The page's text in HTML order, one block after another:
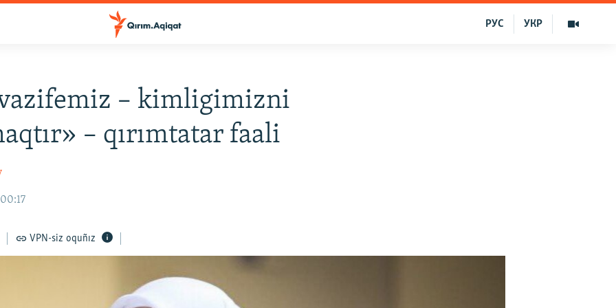
УКР
РУС
– kimligimizni
– qırımtatar faali
VPN-siz oquñız